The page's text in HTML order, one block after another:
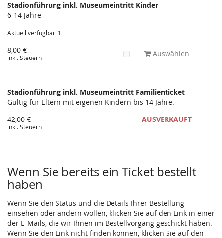
Stadionführung inkl. Museumeintritt Kinder
6-14 Jahre
Aktuell verfügbar: 1
8,00 €
inkl. Steuern Auswählen
Stadionführung inkl. Museumeintritt Familienticket
Gültig für Eltern mit eigenen Kindern bis 14 Jahre.
42,00 €
inkl. Steuern
AUSVERKAUFT
Wenn Sie bereits ein Ticket bestellt
haben
Wenn Sie den Status und die Details Ihrer Bestellung
einsehen oder ändern wollen, klicken Sie auf den Link in einer
der E-Mails, die wir Ihnen im Bestellvorgang geschickt haben.
Wenn Sie den Link nicht finden können, klicken Sie auf den